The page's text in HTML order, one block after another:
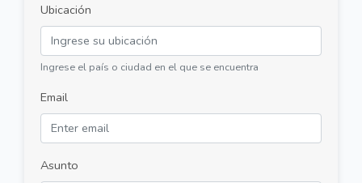
Ubicación
Ingrese el país o ciudad en el que se encuentra
Email
Asunto